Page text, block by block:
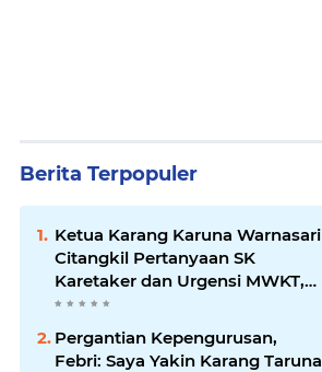
Berita Terpopuler
Ketua Karang Karuna Warnasari
Citangkil Pertanyaan SK
Karetaker dan Urgensi MWKT,
Saat Suasana Berduka
Pergantian Kepengurusan,
Febri: Saya Yakin Karang Taruna